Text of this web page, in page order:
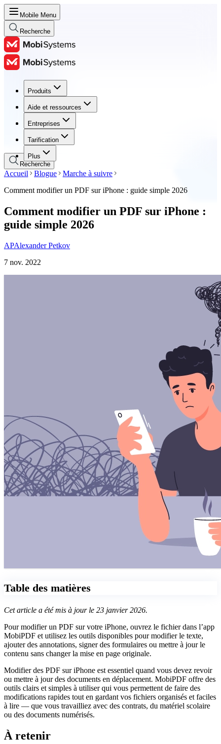
Mobile Menu
Recherche
Produits
Aide et ressources
Entreprises
Tarification
Plus
Produits
Aide et ressources
Entreprises
Tarification
Recherche
Accueil Blogue
Marche à suivre
Comment modifier un PDF sur iPhone : guide simple 2026
Comment modifier un PDF sur iPhone :
guide simple 2026
APAlexander Petkov
7 nov. 2022
Table des matières
Cet article a été mis à jour le 23 janvier 2026.
Pour modifier un PDF sur votre iPhone, ouvrez le fichier dans l’app
MobiPDF et utilisez les outils disponibles pour modifier le texte,
ajouter des annotations, signer des formulaires ou mettre à jour le
contenu sans changer la mise en page originale.
Modifier des PDF sur iPhone est essentiel quand vous devez revoir
ou mettre à jour des documents en déplacement. MobiPDF offre des
outils clairs et simples à utiliser qui vous permettent de faire des
modifications rapides tout en gardant vos fichiers organisés et faciles
à lire — que vous travailliez avec des contrats, du matériel scolaire
ou des documents numérisés.
À retenir